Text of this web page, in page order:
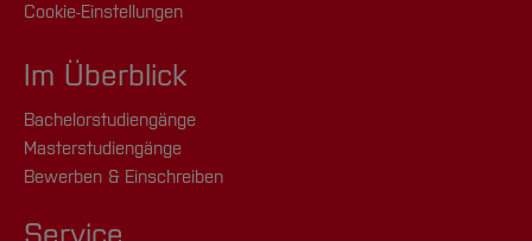
Cookie-Einstellungen
Im Überblick
Bachelorstudiengänge
Masterstudiengänge
Bewerben & Einschreiben